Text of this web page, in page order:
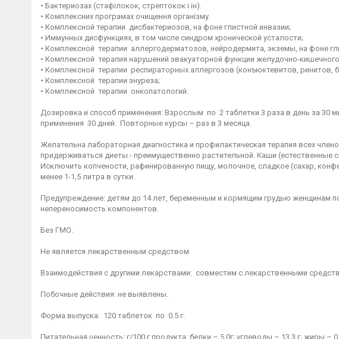
• Бактериозах (стафілокок, стрептокок і ін).
• Комплексних програмах очищення організму.
• Комплексной терапии дисбактериозов, на фоне глистной инвазии;
• Иммунных дисфункциях, в том числе синдром хронической усталости;
• Комплексной терапии аллергодерматозов, нейродермита, экземы, на фоне
• Комплексной терапия нарушений эвакуаторной функции желудочно-
• Комплексной терапии респираторных аллергозов (конъюктевитов, ринитов,
• Комплексной терапии энуреза;
• Комплексной терапии онкопатологий.
Дозировка и способ применения: Взрослым по 2 таблетки 3 раза в день за 30
применения 30 дней. Повторные курсы – раз в 3 месяца.
Желательна лабораторная диагностика и профилактическая терапия всех
придерживаться диеты - преимущественно растительной. Каши
Исключить копчености, рафинированную пищу, молочное, сладкое (сахар,
менее 1-1,5 литра в сутки.
Предупреждение: детям до 14 лет, беременным и кормящим грудью женщинам
непереносимость компонентов.
Без ГМО.
Не является лекарственным средством
Взаимодействия с другими лекарствами: совместим с лекарственными
Побочные действия: не выявлены.
Форма выпуска: 120 таблеток по 0.5 г.
Питательная ценность: г/100 г продукта: белки – 5,0г; углеводы – 13,3 г; жиры –